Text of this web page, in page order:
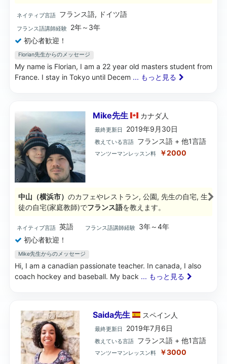
ネイティブ言語 フランス語, ドイツ語
フランス語講師経験
2年～3年
初心者歓迎！
Florian先生からのメッセージ
My name is Florian, I am a 22 year old masters student from
France. I stay in Tokyo until Decem ... もっと見る
Mike先生 カナダ人
最終更新日 2019年9月30日
教えている言語 フランス語 + 他1言語
マンツーマンレッスン料 ￥2000
中山（横浜市） のカフェやレストラン, 公園, 先生の自宅, 生
徒の自宅(家庭教師)でフランス語を教えます。
ネイティブ言語 英語 フランス語講師経験
3年～4年
初心者歓迎！
Mike先生からのメッセージ
Hi, I am a canadian passionate teacher. In canada, I also
coach hockey and baseball. My back ... もっと見る
Saida先生 スペイン 人
最終更新日 2019年7月6日
教えている言語 フランス語 + 他1言語
マンツーマンレッスン料 ￥3000